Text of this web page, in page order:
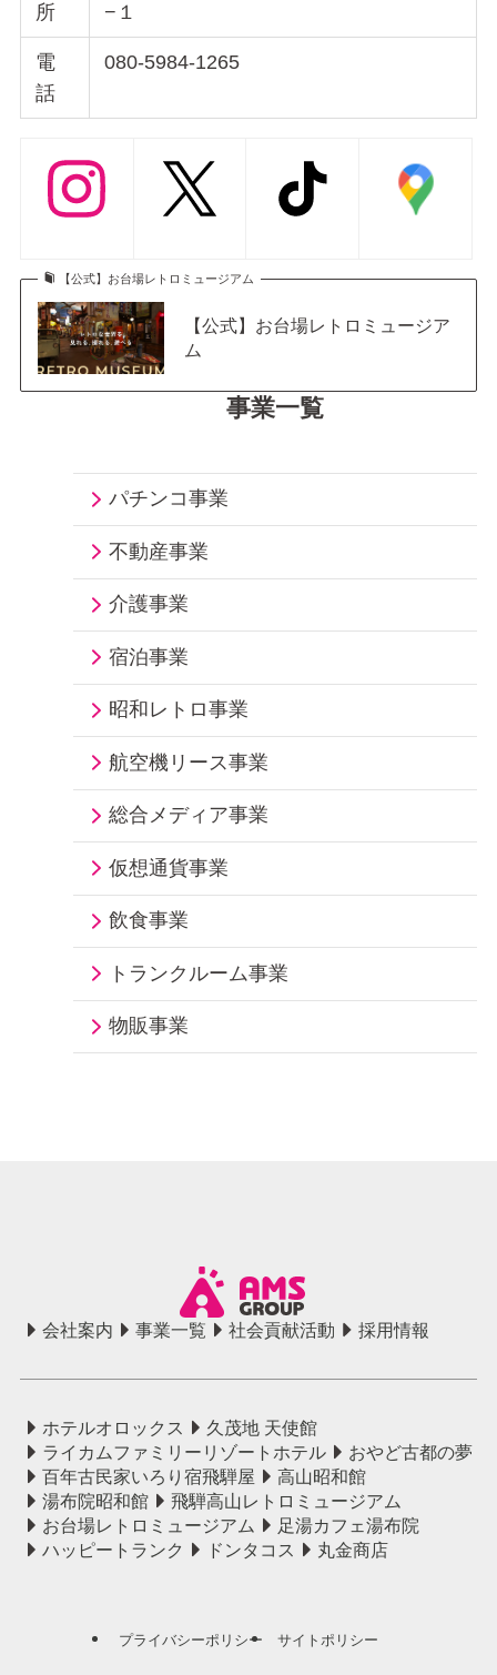
所
−１
電
話
080-5984-1265
【公式】お台場レトロミュージアム
【公式】お台場レトロミュージア
ム
事業一覧
パチンコ事業
不動産事業
介護事業
宿泊事業
昭和レトロ事業
航空機リース事業
総合メディア事業
仮想通貨事業
飲食事業
トランクルーム事業
物販事業
会社案内 事業一覧 社会貢献活動 採用情報
ホテルオロックス
久茂地 天使館
ライカムファミリーリゾートホテル
おやど古都の夢
百年古民家いろり宿飛騨屋
高山昭和館
湯布院昭和館
飛騨高山レトロミュージアム
お台場レトロミュージアム
足湯カフェ湯布院
ハッピートランク
ドンタコス 丸金商店
プライバシーポリシー サイトポリシー